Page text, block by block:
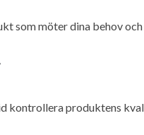
som möter dina behov
kontrollera produktens